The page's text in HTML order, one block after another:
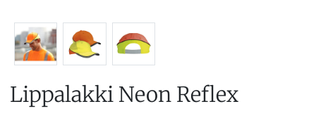
Lippalakki Neon Reflex